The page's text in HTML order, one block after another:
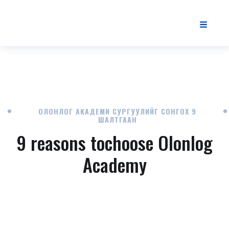
ОЛОНЛОГ АКАДЕМИ СУРГУУЛИЙГ СОНГОХ 9
ШАЛТГААН
9 reasons tochoose Olonlog
Academy